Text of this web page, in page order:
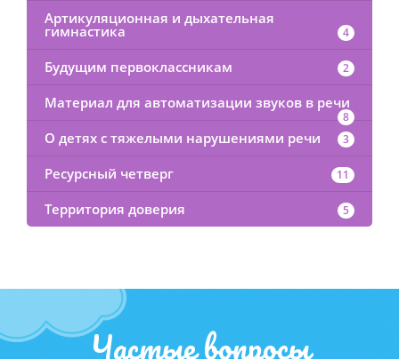
Артикуляционная и дыхательная
гимнастика 4
Будущим первоклассникам 2
Материал для автоматизации звуков в речи
8
О детях с тяжелыми нарушениями речи 3
Ресурсный четверг 11
Территория доверия 5
Частые вопросы